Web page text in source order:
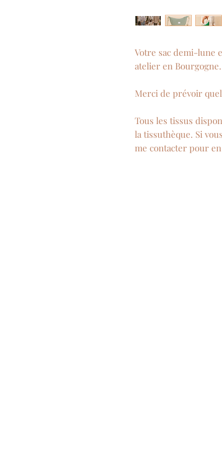
Votre sac demi-lune
atelier en Bourgogne.
Merci de prévoir
Tous les tissus
la tissuthèque. Si
me contacter pour